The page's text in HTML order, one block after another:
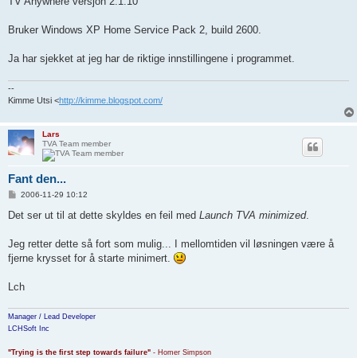
Bruker Windows XP Home Service Pack 2, build 2600.
Ja har sjekket at jeg har de riktige innstillingene i programmet.
--
Kimme Utsi <http://kimme.blogspot.com/
Lars
TVA Team member
Fant den...
P
s
2006-11-29 10:12
Det ser ut til at dette skyldes en feil med Launch TVA minimized.
Jeg retter dette så fort som mulig... I mellomtiden vil løsningen være å
fjerne krysset for å starte minimert.
Lch
Manager / Lead Developer
LCHSoft Inc
"Trying is the first step towards failure" - Homer Simpson